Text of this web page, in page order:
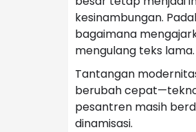
kesinambungan.
bagaimana
mengulang teks lama.
Tantangan
berubah
pesantren masih
dinamisasi.